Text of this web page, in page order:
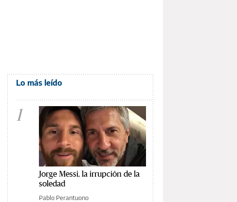
Lo más leído
1
Jorge Messi, la irrupción de la
soledad
Pablo Perantuono